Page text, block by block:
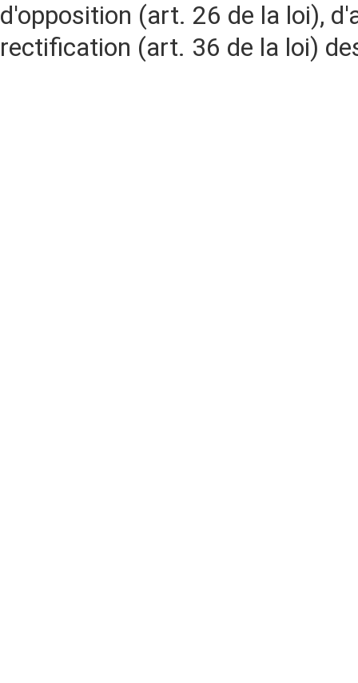
d'opposition (art. 26 de la loi),
rectification (art. 36 de la loi)